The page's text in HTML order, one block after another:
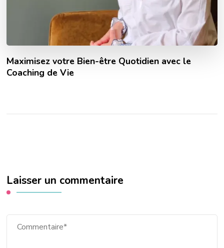
Maximisez votre Bien-être Quotidien avec le
Coaching de Vie
Laisser un commentaire